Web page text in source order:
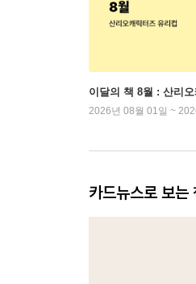
이달의 책 8월 : 산리
2026년 08월 01일 ~
카드뉴스로 보는